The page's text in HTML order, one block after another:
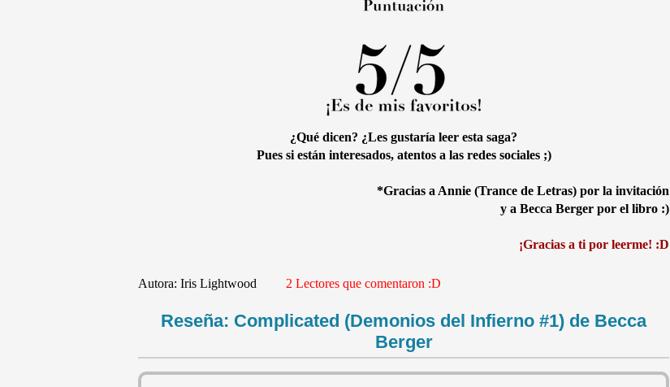
¿Qué dicen? ¿Les gustaría leer esta saga?
Pues si están interesados, atentos a las redes sociales ;)
*Gracias a Annie (Trance de Letras) por la invitación
y a Becca Berger por el libro :)
¡Gracias a ti por leerme! :D
Autora: Iris Lightwood 2 Lectores que comentaron :D
Reseña: Complicated (Demonios del Infierno #1) de Becca
Berger